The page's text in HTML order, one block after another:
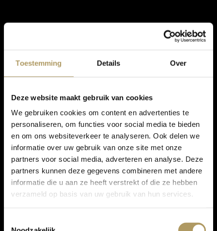
Toestemming Details Over
Deze website maakt gebruik van cookies
We gebruiken cookies om content en advertenties te
personaliseren, om functies voor social media te bieden
en om ons websiteverkeer te analyseren. Ook delen we
informatie over uw gebruik van onze site met onze
partners voor social media, adverteren en analyse. Deze
partners kunnen deze gegevens combineren met andere
informatie die u aan ze heeft verstrekt of die ze hebben
verzameld op basis van uw gebruik van hun services.